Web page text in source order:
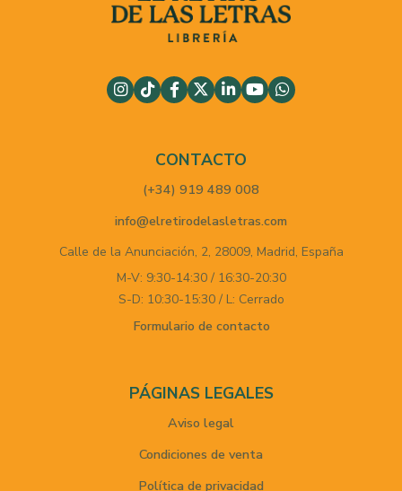
CONTACTO
(+34) 919 489 008
info@elretirodelasletras.com
Calle de la Anunciación, 2, 28009, Madrid, España
M-V: 9:30-14:30 / 16:30-20:30
S-D: 10:30-15:30 / L: Cerrado
Formulario de contacto
PÁGINAS LEGALES
Aviso legal
Condiciones de venta
Política de privacidad